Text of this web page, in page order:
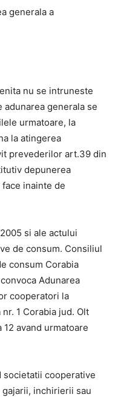
generala a
nu se intruneste
generala se
urmatoare, la
la atingerea
prevederilor art.39 din
depunerea
inainte de
si ale actului
de consum. Consiliul
consum Corabia
Adunarea
cooperatori la
1 Corabia jud. Olt
avand urmatoare
cooperative
inchirierii sau